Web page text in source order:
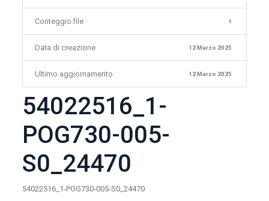
Conteggio file 1
Data di creazione 12 Marzo 2025
Ultimo aggiornamento 12 Marzo 2025
54022516_1-
POG730-005-
S0_24470
54022516_1-POG730-005-S0_24470